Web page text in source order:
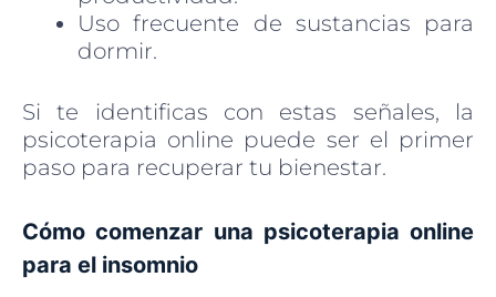
Uso frecuente de sustancias para
dormir.
Si te identificas con estas señales, la
psicoterapia online puede ser el primer
paso para recuperar tu bienestar.
Cómo comenzar una psicoterapia online
para el insomnio